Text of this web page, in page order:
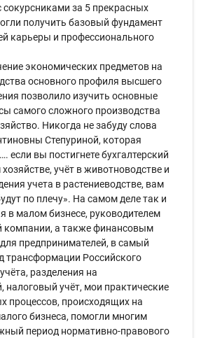
сокурсниками за 5 прекрасных
получить базовый фундамент
карьеры и профессионального
экономических предметов на
основного профиля высшего
позволило изучить основные
самого сложного производства
Никогда не забуду слова
Степуриной, которая
если вы постигнете бухгалтерский
учёт в животноводстве и
учета в растениеводстве, вам
по плечу». На самом деле так и
в малом бизнесе, руководителем
компании, а также финансовым
предпринимателей, в самый
трансформации Российского
разделения на
налоговый учёт, мои практические
процессов, происходящих на
бизнеса, помогли многим
период нормативно-правового